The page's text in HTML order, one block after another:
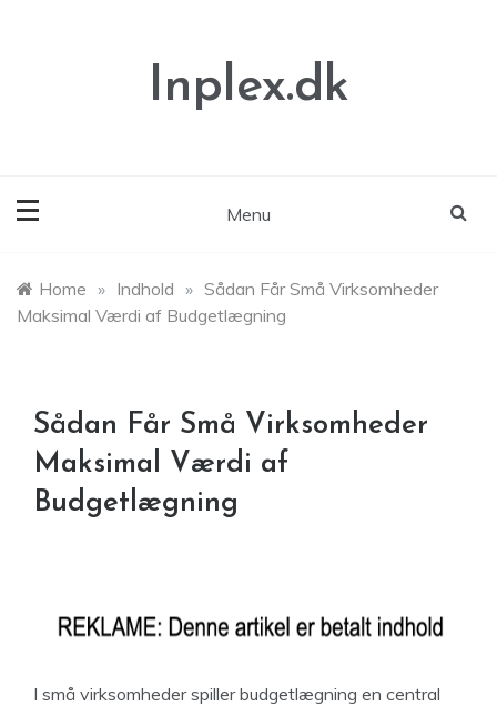
Inplex.dk
Menu
Home » Indhold » Sådan Får Små Virksomheder
Maksimal Værdi af Budgetlægning
Sådan Får Små Virksomheder
Maksimal Værdi af
Budgetlægning
I små virksomheder spiller budgetlægning en central